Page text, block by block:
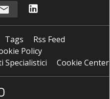
Tags
Rss Feed
Policy
Specialistici
Cookie Center